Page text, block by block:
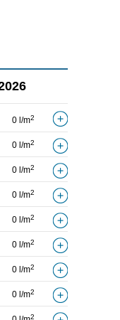
0 l/m2
0 l/m2
0 l/m2
0 l/m2
0 l/m2
0 l/m2
0 l/m2
0 l/m2
2